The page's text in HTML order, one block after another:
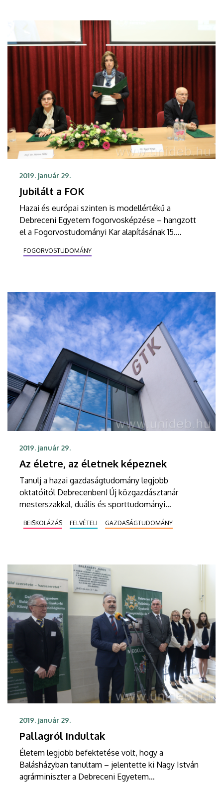
2019. január 29.
Jubilált a FOK
Hazai és európai szinten is modellértékű a
Debreceni Egyetem fogorvosképzése – hangzott
el a Fogorvostudományi Kar alapításának 15.
évfordulója alkalmából rendezett ünnepségen
január 28-án. A jubileumi eseményen
FOGORVOSTUDOMÁNY
2019. január 29.
Az életre, az életnek képeznek
Tanulj a hazai gazdaságtudomány legjobb
oktatóitól Debrecenben! Új közgazdásztanár
mesterszakkal, duális és sporttudományi
vár a Debreceni Egyetem Gazdaságtudományi Kara.
BEISKOLÁZÁS FELVÉTELI GAZDASÁGTUDOMÁNY
2019. január 29.
Pallagról indultak
Életem legjobb befektetése volt, hogy a
Balásházyban tanultam – jelentette ki Nagy István
agrárminiszter a Debreceni Egyetem